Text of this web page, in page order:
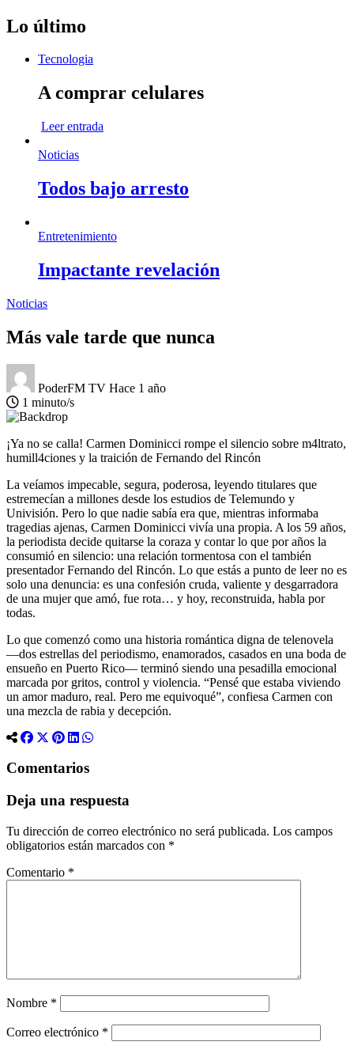
Lo último
Tecnologia
A comprar celulares
Leer entrada
Noticias
Todos bajo arresto
Entretenimiento
Impactante revelación
Noticias
Más vale tarde que nunca
PoderFM TV Hace 1 año
1 minuto/s
¡Ya no se calla! Carmen Dominicci rompe el silencio sobre m4ltrato,
humill4ciones y la traición de Fernando del Rincón
La veíamos impecable, segura, poderosa, leyendo titulares que
estremecían a millones desde los estudios de Telemundo y
Univisión. Pero lo que nadie sabía era que, mientras informaba
tragedias ajenas, Carmen Dominicci vivía una propia. A los 59 años,
la periodista decide quitarse la coraza y contar lo que por años la
consumió en silencio: una relación tormentosa con el también
presentador Fernando del Rincón. Lo que estás a punto de leer no es
solo una denuncia: es una confesión cruda, valiente y desgarradora
de una mujer que amó, fue rota… y hoy, reconstruida, habla por
todas.
Lo que comenzó como una historia romántica digna de telenovela
—dos estrellas del periodismo, enamorados, casados en una boda de
ensueño en Puerto Rico— terminó siendo una pesadilla emocional
marcada por gritos, control y violencia. “Pensé que estaba viviendo
un amor maduro, real. Pero me equivoqué”, confiesa Carmen con
una mezcla de rabia y decepción.
Comentarios
Deja una respuesta
Tu dirección de correo electrónico no será publicada. Los campos
obligatorios están marcados con *
Comentario *
Nombre *
Correo electrónico *